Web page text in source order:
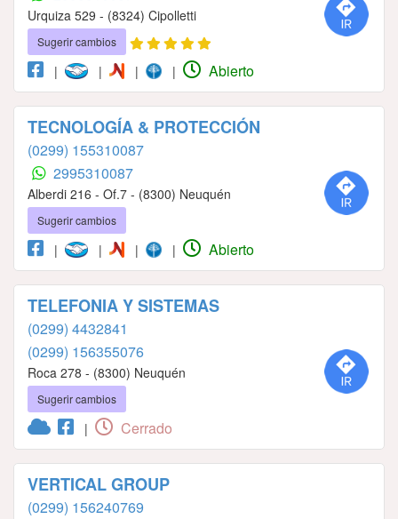
Urquiza 529 - (8324) Cipolletti
Sugerir cambios
| | | | Abierto
TECNOLOGÍA & PROTECCIÓN
(0299) 155310087
2995310087
Alberdi 216 - Of.7 - (8300) Neuquén
Sugerir cambios
| | | | Abierto
TELEFONIA Y SISTEMAS
(0299) 4432841
(0299) 156355076
Roca 278 - (8300) Neuquén
Sugerir cambios
| Cerrado
VERTICAL GROUP
(0299) 156240769